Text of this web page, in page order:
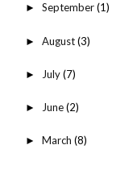
► September(1)
► August(3)
► July(7)
► June(2)
► March (8)